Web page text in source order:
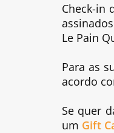
Check-in
Le Pain
Para as
acordo
Se quer
um Gift